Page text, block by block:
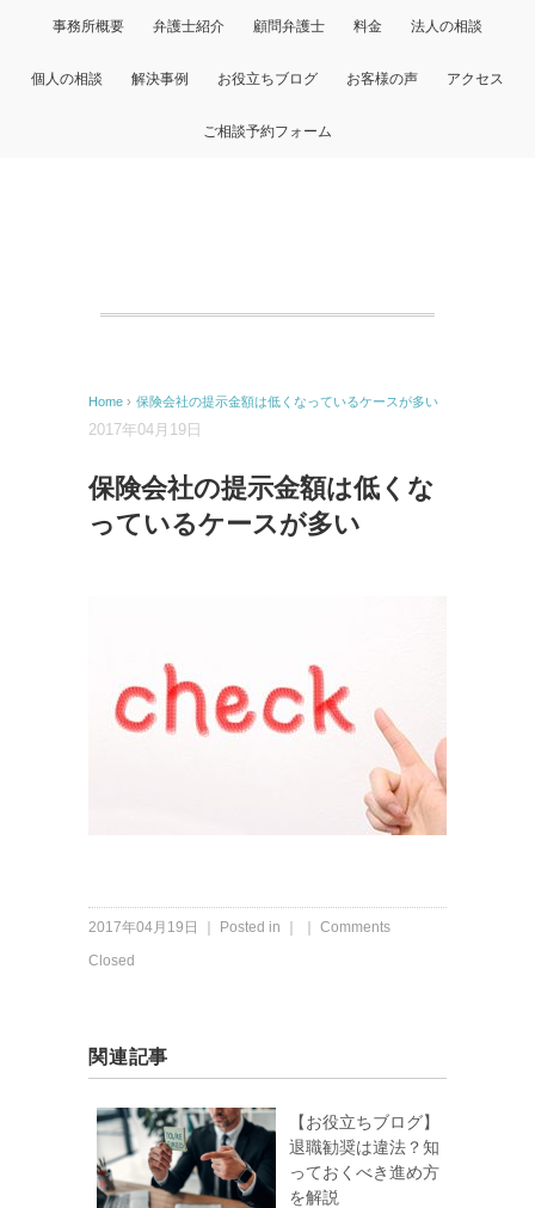
事務所概要 弁護士紹介 顧問弁護士 料金 法人の相談
個人の相談 解決事例 お役立ちブログ お客様の声 アクセス
ご相談予約フォーム
Home › 保険会社の提示金額は低くなっているケースが多い
2017年04月19日
保険会社の提示金額は低くな
っているケースが多い
2017年04月19日 ｜ Posted in ｜ ｜ Comments
Closed
関連記事
【お役立ちブログ】
退職勧奨は違法？知
っておくべき進め方
を解説